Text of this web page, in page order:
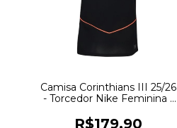
Camisa Corinthians III 25/26
- Torcedor Nike Feminina -
R$179,90